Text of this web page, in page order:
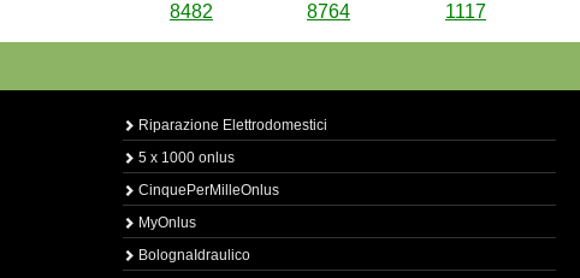
8482 8764 1117
Riparazione Elettrodomestici
5 x 1000 onlus
CinquePerMilleOnlus
MyOnlus
BolognaIdraulico